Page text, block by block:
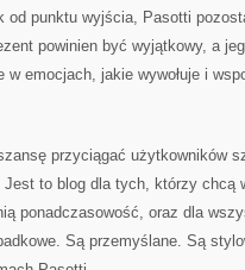
od punktu wyjścia, Pasotti
powinien być wyjątkowy, a
emocjach, jakie wywołuje i
przyciągać użytkowników
to blog dla tych, którzy chcą
ponadczasowość, oraz dla
Są przemyślane. Są